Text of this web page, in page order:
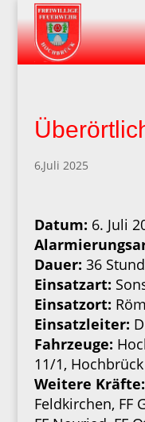
6,Juli 2025
Datum: 6. Juli
Dauer: 36
Einsatzart:
Einsatzort:
Einsatzleiter:
Fahrzeuge:
11/1,
Weitere Kräfte:
Feldkirchen, FF